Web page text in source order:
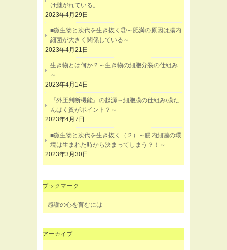
け継がれている。
2023年4月29日
■微生物と次代を生き抜く③～肥満の原因は腸内
細菌が大きく関係している～
2023年4月21日
生き物とは何か？～生き物の細胞分裂の仕組み
～
2023年4月14日
『外圧判断機能』の起源～細胞膜の仕組み/膜た
んぱく質がポイント？～
2023年4月7日
■微生物と次代を生き抜く（２）～腸内細菌の環
境は生まれた時から決まってしまう？！～
2023年3月30日
ブックマーク
感謝の心を育むには
アーカイブ